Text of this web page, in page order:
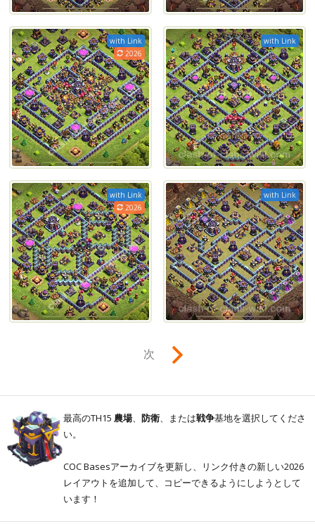
with Link
2026
with Link
with Link
2026
with Link
次
最高のTH15 農場、 防衛 、または戦争基地を選択してくださ
い。
COC Basesアーカイブを更新し、リンク付きの新しい2026
レイアウトを追加して、コピーできるようにしようとして
います！